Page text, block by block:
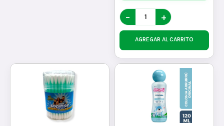
− +
AGREGAR AL CARRITO